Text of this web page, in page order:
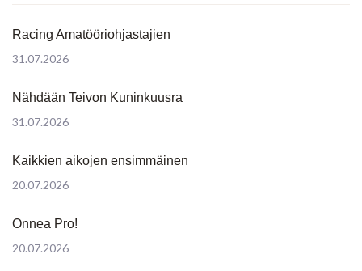
Racing Amatööriohjastajien
31.07.2026
Nähdään Teivon Kuninkuusra
31.07.2026
Kaikkien aikojen ensimmäinen
20.07.2026
Onnea Pro!
20.07.2026